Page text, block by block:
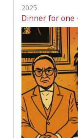
2025
Dinner for one